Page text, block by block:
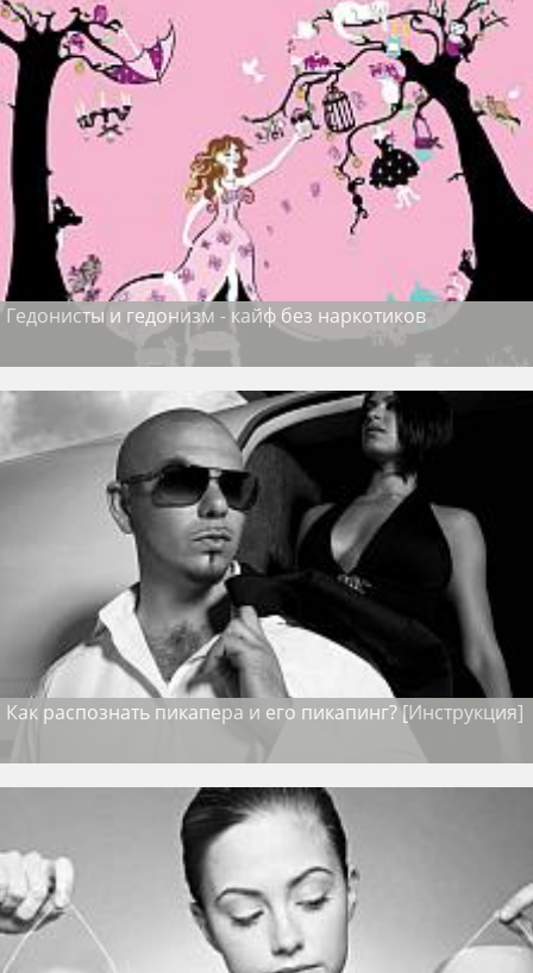
Гедонисты и гедонизм - кайф без наркотиков
Как распознать пикапера и его пикапинг? [Инструкция]